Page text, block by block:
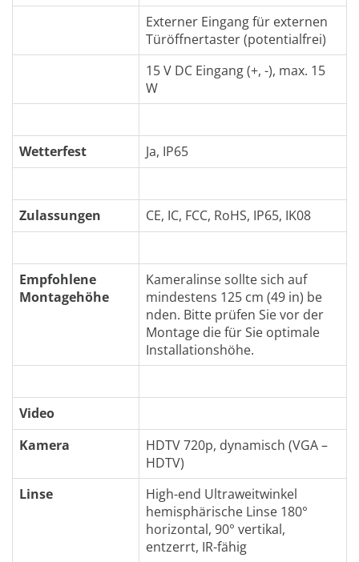
Externer Eingang für externen
Türöffnertaster (potentialfrei)
15 V DC Eingang (+, -), max. 15
W
Wetterfest Ja, IP65
Zulassungen CE, IC, FCC, RoHS, IP65, IK08
Empfohlene
Montagehöhe
Kameralinse sollte sich auf
mindestens 125 cm (49 in) be
nden. Bitte prüfen Sie vor der
Montage die für Sie optimale
Installationshöhe.
Video
Kamera
HDTV 720p, dynamisch (VGA –
HDTV)
Linse
High-end Ultraweitwinkel
hemisphärische Linse 180°
horizontal, 90° vertikal,
entzerrt, IR-fähig